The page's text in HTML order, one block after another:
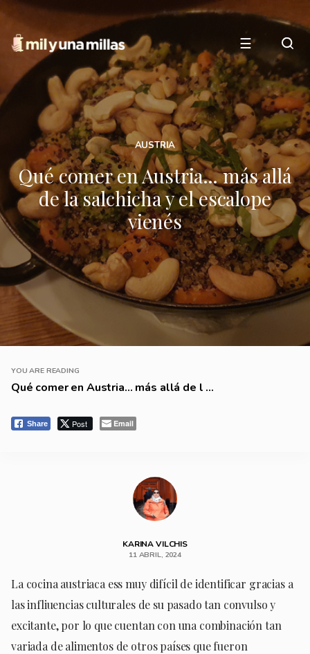
☰
AUSTRIA
Qué comer en Austria… más allá
de la salchicha y el escalope
vienés
YOU ARE READING
Qué comer en Austria… más allá de l ...
Share Post Email
KARINA VILCHIS
11 ABRIL, 2024
La cocina austriaca ess muy difícil de identificar gracias a
las infliuencias culturales de su pasado tan convulso y
excitante, por lo que cuentan con una combinación tan
variada de alimentos de otros países que fueron